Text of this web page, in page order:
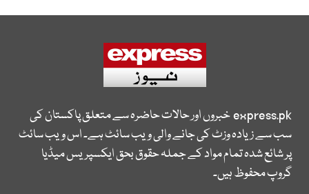
express.pkخبروں اور حالات حاضرہ سے متعلق پاکستان کی
سب سے زیادہ وزٹ کی جانے والی ویب سائٹ ہے۔ اس ویب سائٹ
پر شائع شدہ تمام مواد کے جملہ حقوق بحق ایکسپریس میڈیا
گروپ محفوظ ہیں۔